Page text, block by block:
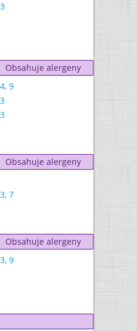
3
Obsahuje alergeny
4, 9
3
3
Obsahuje alergeny
3, 7
Obsahuje alergeny
3, 9